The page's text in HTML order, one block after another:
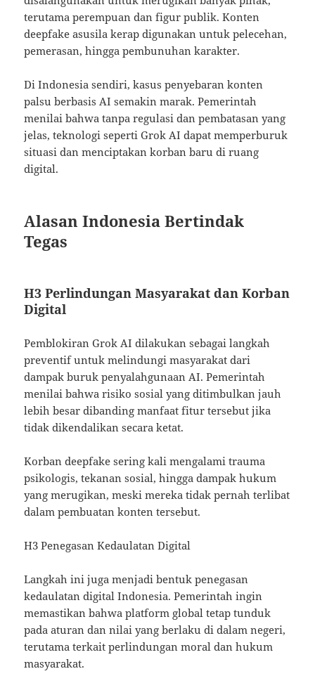
terutama perempuan dan figur publik. Konten
deepfake asusila kerap digunakan untuk pelecehan,
pemerasan, hingga pembunuhan karakter.
Di Indonesia sendiri, kasus penyebaran konten
palsu berbasis AI semakin marak. Pemerintah
menilai bahwa tanpa regulasi dan pembatasan yang
jelas, teknologi seperti Grok AI dapat memperburuk
situasi dan menciptakan korban baru di ruang
digital.
Alasan Indonesia Bertindak
Tegas
H3 Perlindungan Masyarakat dan Korban
Digital
Pemblokiran Grok AI dilakukan sebagai langkah
preventif untuk melindungi masyarakat dari
dampak buruk penyalahgunaan AI. Pemerintah
menilai bahwa risiko sosial yang ditimbulkan jauh
lebih besar dibanding manfaat fitur tersebut jika
tidak dikendalikan secara ketat.
Korban deepfake sering kali mengalami trauma
psikologis, tekanan sosial, hingga dampak hukum
yang merugikan, meski mereka tidak pernah terlibat
dalam pembuatan konten tersebut.
H3 Penegasan Kedaulatan Digital
Langkah ini juga menjadi bentuk penegasan
kedaulatan digital Indonesia. Pemerintah ingin
memastikan bahwa platform global tetap tunduk
pada aturan dan nilai yang berlaku di dalam negeri,
terutama terkait perlindungan moral dan hukum
masyarakat.